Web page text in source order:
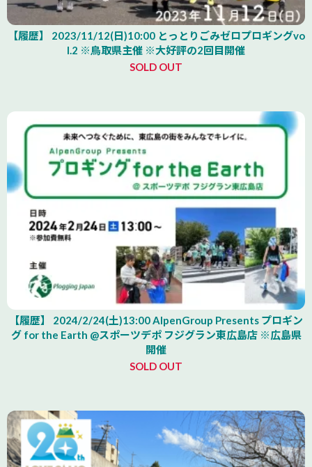
【履歴】 2023/11/12(日)10:00 とっとりごみゼロプロギングvo
l.2 ※鳥取県主催 ※大好評の2回目開催
SOLD OUT
【履歴】 2024/2/24(土)13:00 AlpenGroup Presents プロギン
グ for the Earth @スポーツデポ フジグラン東広島店 ※広島県
開催
SOLD OUT